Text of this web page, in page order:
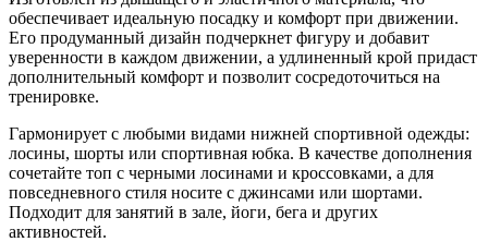
обеспечивает идеальную посадку и комфорт при движении.
Его продуманный дизайн подчеркнет фигуру и добавит
уверенности в каждом движении, а удлиненный крой придаст
дополнительный комфорт и позволит сосредоточиться на
тренировке.
Гармонирует с любыми видами нижней спортивной одежды:
лосины, шорты или спортивная юбка. В качестве дополнения
сочетайте топ с черными лосинами и кроссовками, а для
повседневного стиля носите с джинсами или шортами.
Подходит для занятий в зале, йоги, бега и других
активностей.